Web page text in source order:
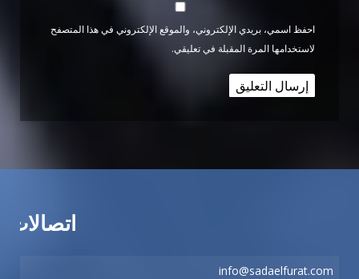
احفظ اسمي، بريدي الإلكتروني، والموقع الإلكتروني في هذا المتصفح
لاستخدامها المرة المقبلة في تعليقي.
اتصالات
info@sadaelfurat.com